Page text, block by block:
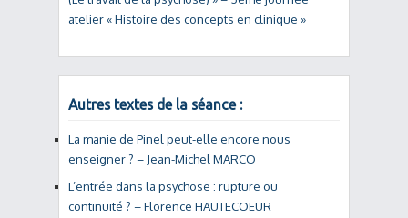
atelier « Histoire des concepts en clinique »
Autres textes de la séance :
La manie de Pinel peut-elle encore nous
enseigner ? – Jean-Michel MARCO
L’entrée dans la psychose : rupture ou
continuité ? – Florence HAUTECOEUR